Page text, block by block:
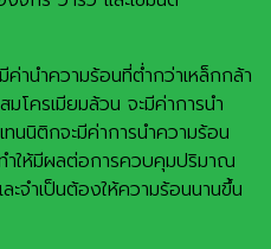
ค่านำความร้อนที่ต่ำกว่าเหล็กกล้า
โครเมียมล้วน จะมีค่าการนำ
นนิติกจะมีค่าการนำความร้อน
ให้มีผลต่อการควบคุมปริมาณ
ะจำเป็นต้องให้ความร้อนนานขึ้น